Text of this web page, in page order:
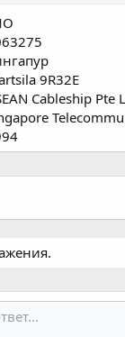
9R32E
Cableship Pte